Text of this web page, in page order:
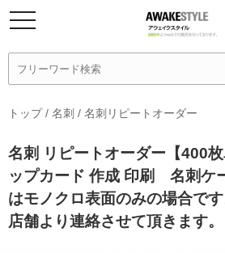
トップ/ 名刺 / 名刺リピートオーダー
名刺 リピートオーダー【400
ップカード 作成 印刷 名刺ケ
はモノクロ表面のみの場合で
店舗より連絡させて頂きます。